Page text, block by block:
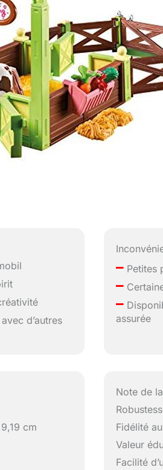
d’autres
– Petites
–
–
assurée
cm
Note de
Fidélité
Valeur
Facilité